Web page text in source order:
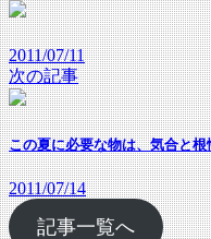
2011/07/11
次の記事
この夏に必要な物は、気合と
2011/07/14
記事一覧へ